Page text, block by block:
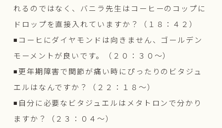
れるのではなく、バニラ先生はコーヒーのコップに
ドロップを直接入れていますか？（１８：４２）
◾️コーヒにダイヤモンドは向きません、ゴールデン
モーメントが良いです。（２０：３０〜）
◾️更年期障害で関節が痛い時にぴったりのビタジュ
エルはなんですか？（２２：１８〜）
◾️自分に必要なビタジュエルはメタトロンで分かり
ますか？（２３：０４〜）